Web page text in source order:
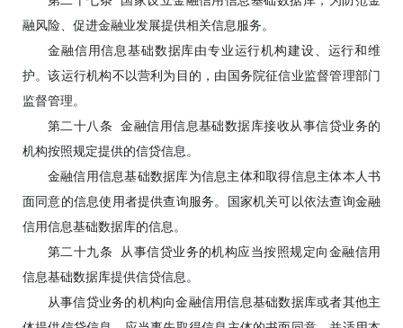
融风险、促进金融业发展提供相关信息服务。
金融信用信息基础数据库由专业运行机构建设、运行和维
护。该运行机构不以营利为目的，由国务院征信业监督管理部门
监督管理。
第二十八条 金融信用信息基础数据库接收从事信贷业务的
机构按照规定提供的信贷信息。
金融信用信息基础数据库为信息主体和取得信息主体本人书
面同意的信息使用者提供查询服务。国家机关可以依法查询金融
信用信息基础数据库的信息。
第二十九条 从事信贷业务的机构应当按照规定向金融信用
信息基础数据库提供信贷信息。
从事信贷业务的机构向金融信用信息基础数据库或者其他主